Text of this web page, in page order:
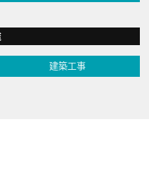
建築工事